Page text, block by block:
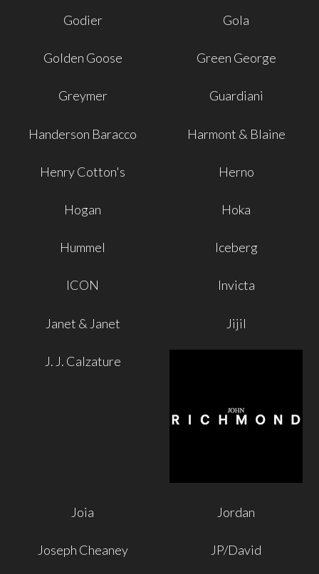
Godier Gola
Golden Goose Green George
Greymer Guardiani
Handerson Baracco Harmont & Blaine
Henry Cotton's Herno
Hogan Hoka
Hummel Iceberg
ICON Invicta
Janet & Janet Jijil
J. J. Calzature
Joia Jordan
Joseph Cheaney JP/David